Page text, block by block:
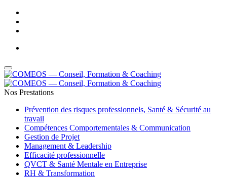
Nos Prestations
Prévention des risques professionnels, Santé & Sécurité au
travail
Compétences Comportementales & Communication
Gestion de Projet
Management & Leadership
Efficacité professionnelle
QVCT & Santé Mentale en Entreprise
RH & Transformation